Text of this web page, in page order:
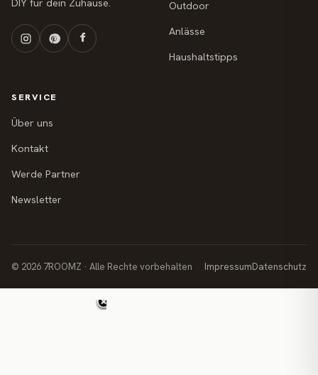
DIY für dein Zuhause.
Outdoor
Anlässe
Haushaltstipps
SERVICE
Über uns
Kontakt
Werde Partner
Newsletter
© 2026 7ROOMZ · Alle Rechte vorbehalten ImpressumDatenschutz